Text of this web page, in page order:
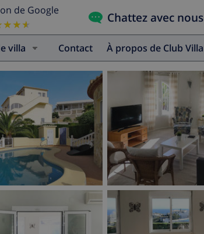
de Google
Chattez avec nous
villa Contact À propos de Club